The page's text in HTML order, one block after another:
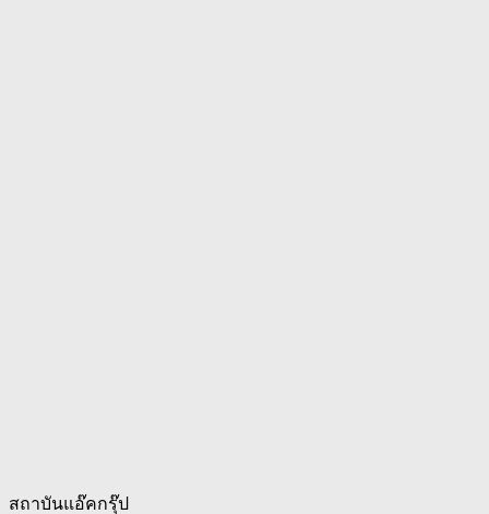
สถาบันแอ๊คกรุ๊ป